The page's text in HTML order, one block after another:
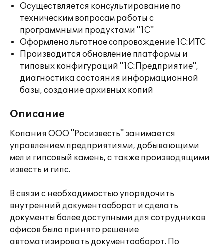
Осуществляется консультирование по
техническим вопросам работы с
программными продуктами "1С"
Оформлено льготное сопровождение 1С:ИТС
Производится обновление платформы и
типовых конфигураций "1С:Предприятие",
диагностика состояния информационной
базы, создание архивных копий
Описание
Копания ООО "Росизвесть" занимается
управлением предприятиями, добывающими
мел и гипсовый камень, а также производящими
известь и гипс.
В связи с необходимостью упорядочить
внутренний документооборот и сделать
документы более доступными для сотрудников
офисов было принято решение
автоматизировать документооборот. По